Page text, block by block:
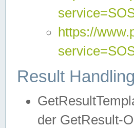
https://
Result
der GetResult-